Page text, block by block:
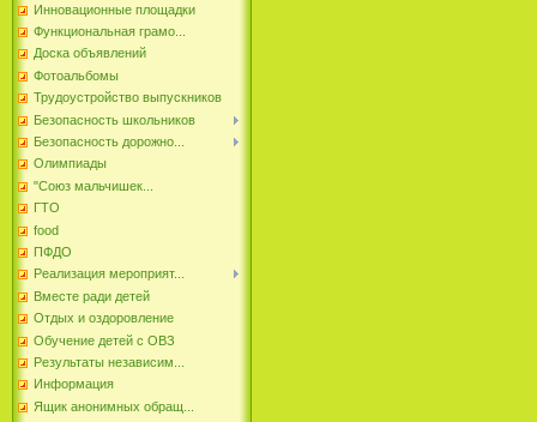
Инновационные площадки
Функциональная грамо...
Доска объявлений
Фотоальбомы
Трудоустройство выпускников
Безопасность школьников
Безопасность дорожно...
Олимпиады
"Союз мальчишек...
ГТО
food
ПФДО
Реализация мероприят...
Вместе ради детей
Отдых и оздоровление
Обучение детей с ОВЗ
Результаты независим...
Информация
Ящик анонимных обращ...